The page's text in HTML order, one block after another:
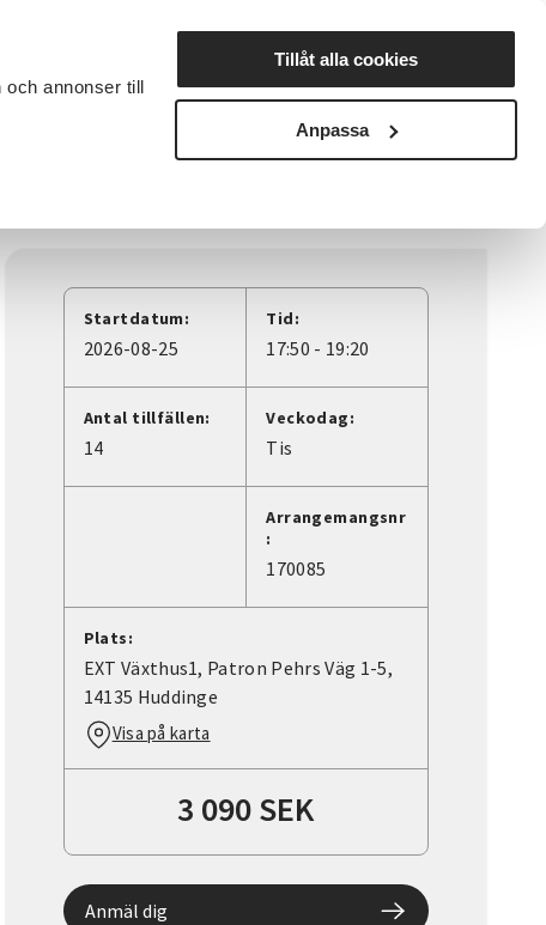
och annonser till
Tillåt alla cookies
Anpassa
Nyheter Avdelningar
Startdatum:
2026-08-25
Tid:
17:50 - 19:20
Antal tillfällen:
14
Veckodag:
Tis
Arrangemangsnr
:
170085
Plats:
EXT Växthus1, Patron Pehrs Väg 1-5,
14135 Huddinge
Visa på karta
3 090 SEK
Anmäl dig